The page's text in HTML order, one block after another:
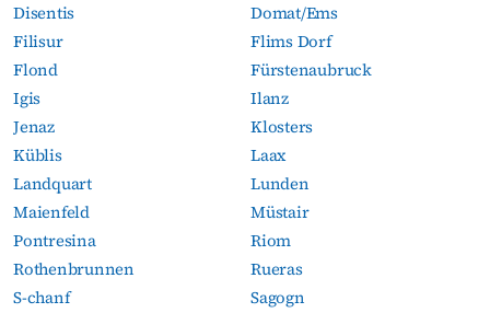
Disentis
Domat/Ems
Filisur
Flims Dorf
Flond
Fürstenaubruck
Igis
Ilanz
Jenaz
Klosters
Küblis
Laax
Landquart
Lunden
Maienfeld
Müstair
Pontresina
Riom
Rothenbrunnen
Rueras
S-chanf
Sagogn